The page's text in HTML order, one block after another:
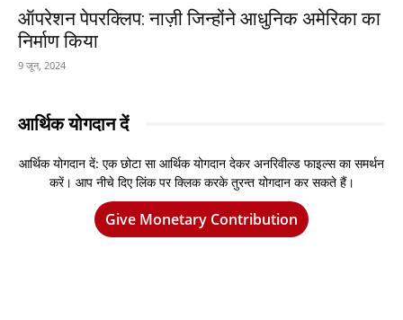
ऑपरेशन पेपरक्लिप: नाज़ी जिन्होंने आधुनिक अमेरिका का
निर्माण किया
9 जून, 2024
आर्थिक योगदान दें
आर्थिक योगदान दें: एक छोटा सा आर्थिक योगदान देकर अनरिवील्ड फाइल्स का समर्थन
करें। आप नीचे दिए लिंक पर क्लिक करके तुरन्त योगदान कर सकते हैं।
Give Monetary Contribution